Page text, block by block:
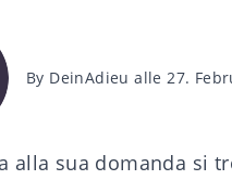
Post
By DeinAdieu alle 27.
alla sua domanda si